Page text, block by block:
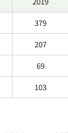
379
207
69
103